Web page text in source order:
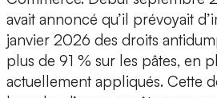
avait annoncé qu’il prévoyait
janvier 2026 des droits
plus de 91 % sur les pâtes, en
actuellement appliqués. Cette